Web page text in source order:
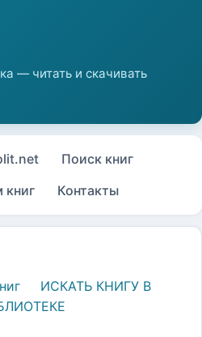
Поиск книг
книг
Контакты
ИСКАТЬ КНИГУ В